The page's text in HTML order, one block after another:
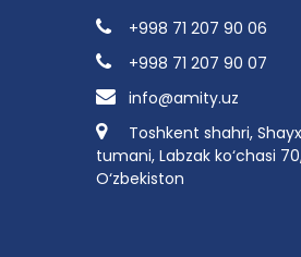
+998 71 207 90 06
+998 71 207 90 07
info@amity.uz
Toshkent shahri,
tumani, Labzak ko‘chasi
O‘zbekiston